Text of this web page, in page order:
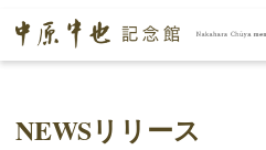
NEWSリリース